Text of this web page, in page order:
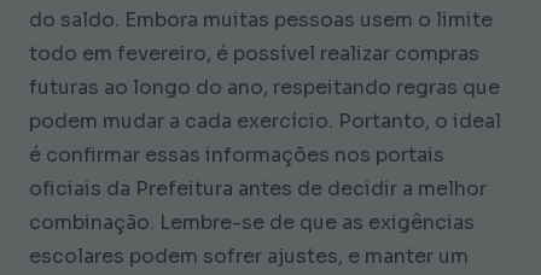
do saldo. Embora muitas pessoas usem o limite
todo em fevereiro, é possível realizar compras
futuras ao longo do ano, respeitando regras que
podem mudar a cada exercício. Portanto, o ideal
é confirmar essas informações nos portais
oficiais da Prefeitura antes de decidir a melhor
combinação. Lembre-se de que as exigências
escolares podem sofrer ajustes, e manter um